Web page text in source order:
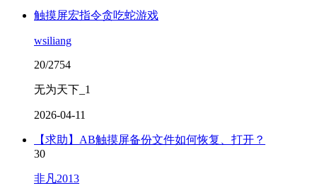
触摸屏宏指令贪吃蛇游戏
wsiliang
20/2754
无为天下_1
2026-04-11
【求助】AB触摸屏备份文件如何恢复、打开？
30
非凡2013